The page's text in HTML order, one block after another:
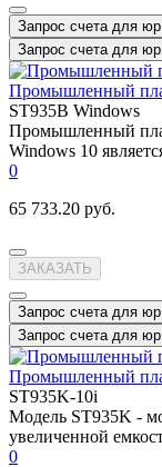
Запрос счета для
Запрос счета для
Промышленный
ST935B Windows
Промышленный
Windows 10
0
65 733.20 руб.
ЗАКАЗАТЬ
Запрос счета для
Запрос счета для
Промышленный
ST935K-10i
Модель ST935K -
увеличенной
0